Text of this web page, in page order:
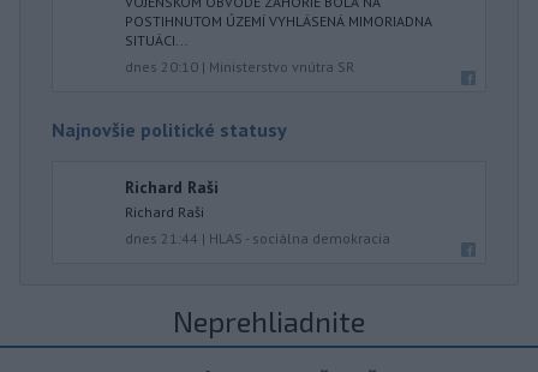
POSTIHNUTOM ÚZEMÍ VYHLÁSENÁ MIMORIADNA
SITUÁCI...
dnes 20:10 | Ministerstvo vnútra SR
Najnovšie politické statusy
Richard Raši
Richard Raši
dnes 21:44 | HLAS - sociálna demokracia
Neprehliadnite